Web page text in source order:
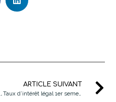
Publication du nom de domaine au RCS
ARTICLE SUIVANT
Taux d’intérêt légal 1er semestre 2015